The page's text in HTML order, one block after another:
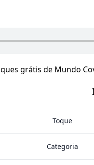
grátis de Mundo
Toque
Categoria